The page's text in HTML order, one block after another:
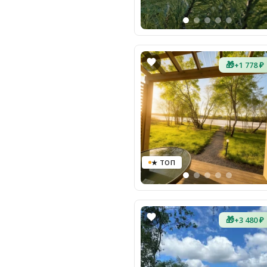
🎁+1 778 ₽
★ ТОП
🎁+3 480 ₽